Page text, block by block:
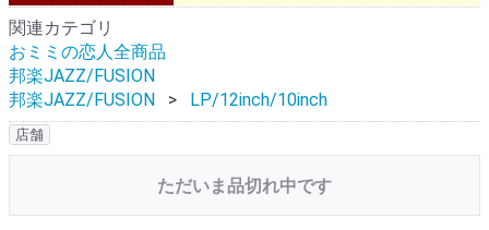
関連カテゴリ
おミミの恋人全商品
邦楽JAZZ/FUSION
邦楽JAZZ/FUSION
LP/12inch/10inch
店舗
ただいま品切れ中です